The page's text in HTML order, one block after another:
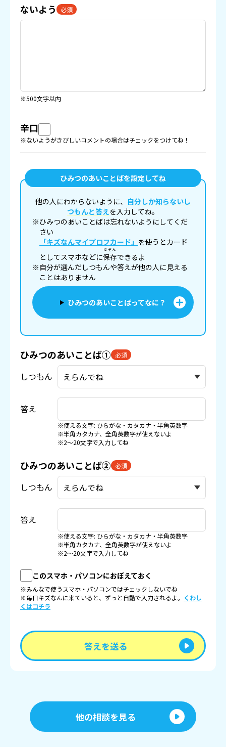
ないよう 必須
※500文字以内
辛口
※ないようがきびしいコメントの場合はチェックをつけてね！
ひみつのあいことばを設定してね
他の人にわからないように、 自分しか知らないし
つもんと答えを入力してね。
※ひみつのあいことばは忘れないようにしてくだ
さい
「キズなんマイプロフカード」 を使うとカード
としてスマホなどに保存
ほぞん
できるよ
※自分が選んだしつもんや答えが他の人に見える
ことはありません
ひみつのあいことばってなに？
ひみつのあいことば① 必須
しつもん
答え
※使える文字: ひらがな・カタカナ・半角英数字
※半角カタカナ、全角英数字が使えないよ
※2〜20文字で入力してね
ひみつのあいことば② 必須
しつもん
答え
※使える文字: ひらがな・カタカナ・半角英数字
※半角カタカナ、全角英数字が使えないよ
※2〜20文字で入力してね
このスマホ・パソコンにおぼえておく
※みんなで使うスマホ・パソコンではチェックしないでね
※毎日キズなんに来ていると、ずっと自動で入力されるよ。 くわし
くはコチラ
答えを送る
他の相談を見る